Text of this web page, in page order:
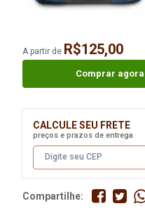
Fio Circulo Urbano 500G Cor
0 Itens
Indisponível
A partir de R$125,00
Comprar agora
CALCULE SEU FRETE
preços e prazos de entrega
Compartilhe: